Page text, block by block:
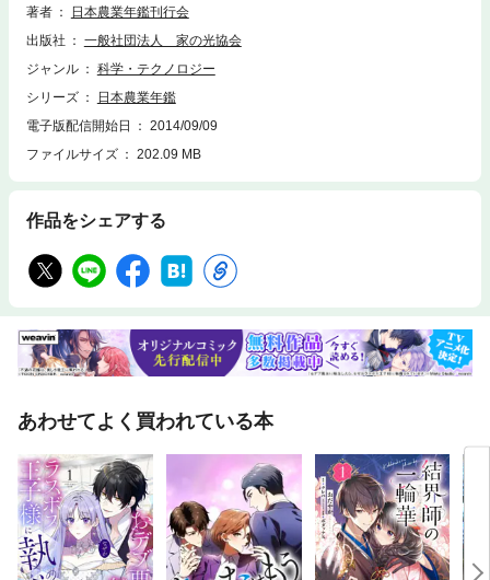
著者
日本農業年鑑刊行会
出版社
一般社団法人 家の光協会
ジャンル
科学・テクノロジー
シリーズ
日本農業年鑑
電子版配信開始日
2014/09/09
ファイルサイズ
202.09 MB
作品をシェアする
あわせてよく買われている本